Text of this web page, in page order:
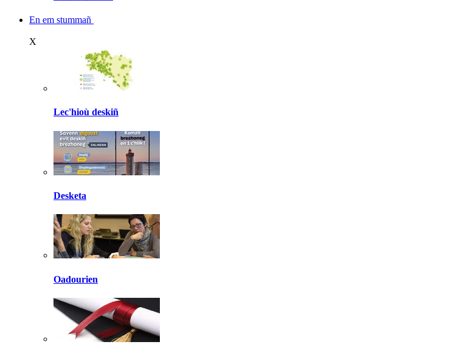
En em stummañ
X
Lec'hioù deskiñ
Desketa
Oadourien